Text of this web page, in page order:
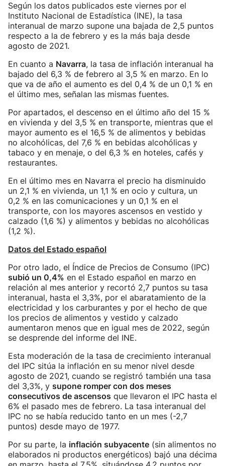
Según los datos publicados este viernes por el
Instituto Nacional de Estadística (INE), la tasa
interanual de marzo supone una bajada de 2,5 puntos
respecto a la de febrero y es la más baja desde
agosto de 2021.
En cuanto a Navarra, la tasa de inflación interanual ha
bajado del 6,3 % de febrero al 3,5 % en marzo. En lo
que va de año el aumento es del 0,4 % de un 0,1 % en
el último mes, señalan las mismas fuentes.
Por apartados, el descenso en el último año del 15 %
en vivienda y del 3,5 % en transporte, mientras que el
mayor aumento es el 16,5 % de alimentos y bebidas
no alcohólicas, del 7,6 % en bebidas alcohólicas y
tabaco y en menaje, o del 6,3 % en hoteles, cafés y
restaurantes.
En el último mes en Navarra el precio ha disminuido
un 2,1 % en vivienda, un 1,1 % en ocio y cultura, un
0,2 % en las comunicaciones y un 0,1 % en el
transporte, con los mayores ascensos en vestido y
calzado (1,6 %) y alimentos y bebidas no alcohólicas
(1,2 %).
Datos del Estado español
Por otro lado, el Índice de Precios de Consumo (IPC)
subió un 0,4% en el Estado español en marzo en
relación al mes anterior y recortó 2,7 puntos su tasa
interanual, hasta el 3,3%, por el abaratamiento de la
electricidad y los carburantes y por el hecho de que
los precios de alimentos y vestido y calzado
aumentaron menos que en igual mes de 2022, según
se desprende del informe del INE.
Esta moderación de la tasa de crecimiento interanual
del IPC sitúa la inflación en su menor nivel desde
agosto de 2021, cuando se registró también una tasa
del 3,3%, y supone romper con dos meses
consecutivos de ascensos que llevaron el IPC hasta el
6% el pasado mes de febrero. La tasa interanual del
IPC no se había reducido tanto en un mes (-2,7
puntos) desde mayo de 1977.
Por su parte, la inflación subyacente (sin alimentos no
elaborados ni productos energéticos) bajó una décima